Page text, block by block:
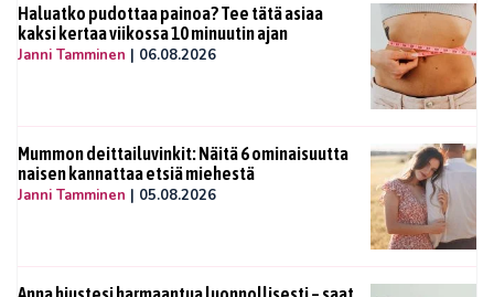
Haluatko pudottaa painoa? Tee tätä asiaa
kaksi kertaa viikossa 10 minuutin ajan
Janni Tamminen | 06.08.2026
Mummon deittailuvinkit: Näitä 6 ominaisuutta
naisen kannattaa etsiä miehestä
Janni Tamminen | 05.08.2026